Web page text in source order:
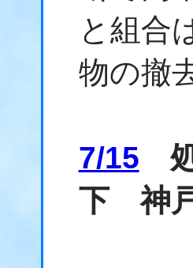
と組合
物の撤
7/15
下 神